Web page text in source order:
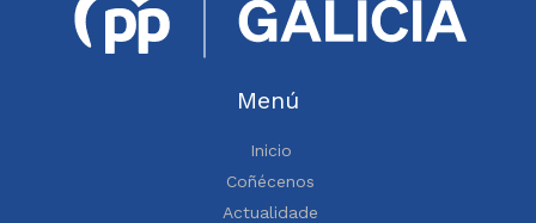
Menú
Inicio
Coñécenos
Actualidade